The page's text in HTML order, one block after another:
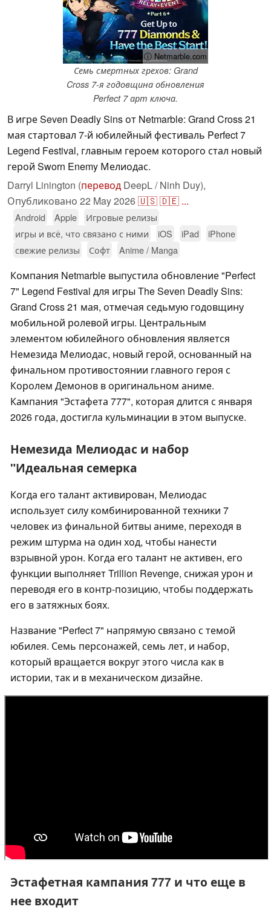
ⓘ Netmarble.com
Семь смертных грехов: Grand
Cross 7-я годовщина обновления
Perfect 7 арт ключа.
В игре Seven Deadly Sins от Netmarble: Grand Cross 21
мая стартовал 7-й юбилейный фестиваль Perfect 7
Legend Festival, главным героем которого стал новый
герой Sworn Enemy Мелиодас.
Darryl Linington (перевод DeepL / Ninh Duy),
Опубликовано 22 May 2026🇺🇸🇩🇪 ...
Android Apple
Игровые релизы
игры и всё, что связано с ними
iOS iPad
iPhone
свежие релизы
Софт Anime / Manga
Компания Netmarble выпустила обновление "Perfect
7" Legend Festival для игры The Seven Deadly Sins:
Grand Cross 21 мая, отмечая седьмую годовщину
мобильной ролевой игры. Центральным
элементом юбилейного обновления является
Немезида Мелиодас, новый герой, основанный на
финальном противостоянии главного героя с
Королем Демонов в оригинальном аниме.
Кампания "Эстафета 777", которая длится с января
2026 года, достигла кульминации в этом выпуске.
Немезида Мелиодас и набор
"Идеальная семерка
Когда его талант активирован, Мелиодас
использует силу комбинированной техники 7
человек из финальной битвы аниме, переходя в
режим штурма на один ход, чтобы нанести
взрывной урон. Когда его талант не активен, его
функции выполняет Trillion Revenge, снижая урон и
переводя его в контр-позицию, чтобы поддержать
его в затяжных боях.
Название "Perfect 7" напрямую связано с темой
юбилея. Семь персонажей, семь лет, и набор,
который вращается вокруг этого числа как в
истории, так и в механическом дизайне.
Эстафетная кампания 777 и что еще в
нее входит